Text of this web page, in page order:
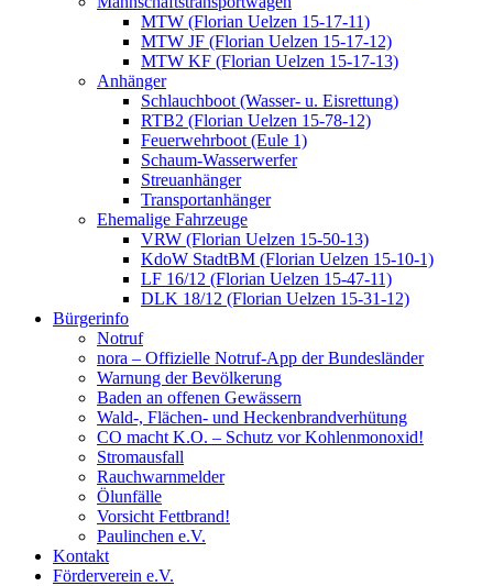
MTW (Florian Uelzen 15-17-11)
MTW JF (Florian Uelzen 15-17-12)
MTW KF (Florian Uelzen 15-17-13)
Anhänger
Schlauchboot (Wasser- u. Eisrettung)
RTB2 (Florian Uelzen 15-78-12)
Feuerwehrboot (Eule 1)
Schaum-Wasserwerfer
Streuanhänger
Transportanhänger
Ehemalige Fahrzeuge
VRW (Florian Uelzen 15-50-13)
KdoW StadtBM (Florian Uelzen 15-10-1)
LF 16/12 (Florian Uelzen 15-47-11)
DLK 18/12 (Florian Uelzen 15-31-12)
Bürgerinfo
Notruf
nora – Offizielle Notruf-App der Bundesländer
Warnung der Bevölkerung
Baden an offenen Gewässern
Wald-, Flächen- und Heckenbrandverhütung
CO macht K.O. – Schutz vor Kohlenmonoxid!
Stromausfall
Rauchwarnmelder
Ölunfälle
Vorsicht Fettbrand!
Paulinchen e.V.
Kontakt
Förderverein e.V.